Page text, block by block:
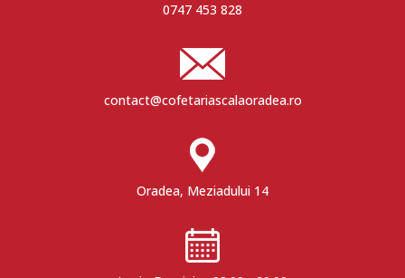
0747 453 828
contact@cofetariascalaoradea.ro
Oradea, Meziadului 14